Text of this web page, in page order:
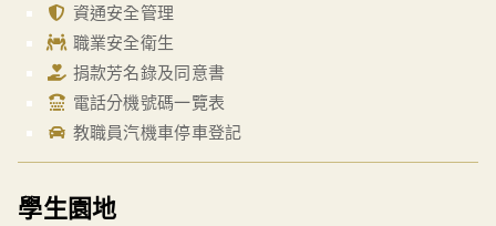
資通安全管理
職業安全衛生
捐款芳名錄及同意書
電話分機號碼一覽表
教職員汽機車停車登記
學生園地